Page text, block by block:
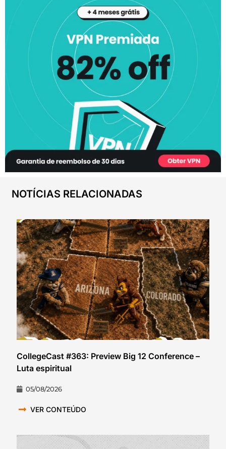
NOTÍCIAS RELACIONADAS
CollegeCast #363: Preview Big 12 Conference –
Luta espiritual
05/08/2026
VER CONTEÚDO